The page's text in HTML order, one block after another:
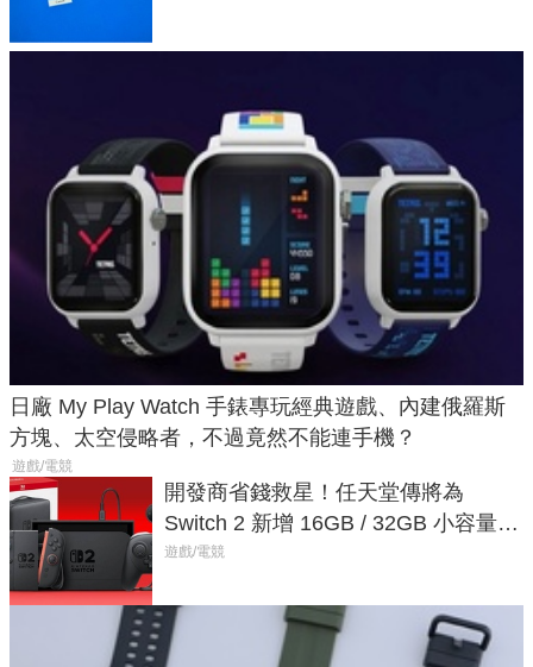
日廠 My Play Watch 手錶專玩經典遊戲、內建俄羅斯
方塊、太空侵略者，不過竟然不能連手機？
遊戲/電競
開發商省錢救星！任天堂傳將為
Switch 2 新增 16GB / 32GB 小容量遊
戲卡的選擇
遊戲/電競